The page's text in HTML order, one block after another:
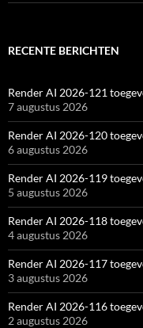
RECENTE BERICHTEN
Render AI 2026-121
7 augustus 2026
Render AI 2026-120
6 augustus 2026
Render AI 2026-119
5 augustus 2026
Render AI 2026-118
4 augustus 2026
Render AI 2026-117
3 augustus 2026
Render AI 2026-116
2 augustus 2026